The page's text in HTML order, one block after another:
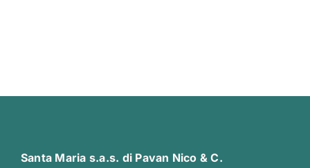
Santa Maria s.a.s. di Pavan Nico & C.